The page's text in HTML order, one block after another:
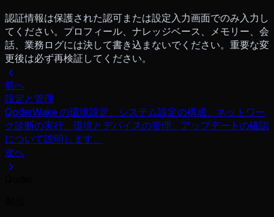
認証情報は保護された認可または設定入力画面でのみ入力し
てください。プロフィール、ナレッジベース、メモリー、会
話、業務ログには決して書き込まないでください。重要な変
更後は必ず再検証してください。
前へ
設定と管理
QoderWake の環境設定、システム設定の構成、ネットワー
ク診断の実行、環境とデバイスの管理、アップデートの確認
について説明します。
次へ